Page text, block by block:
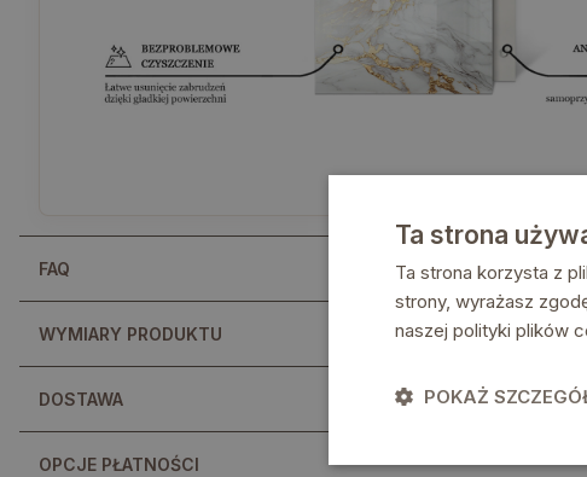
FAQ
WYMIARY PRODUKTU
DOSTAWA
OPCJE PŁATNOŚCI
Ta strona
Ta strona korzysta z
strony, wyrażasz
naszej polityki plików
POKAŻ